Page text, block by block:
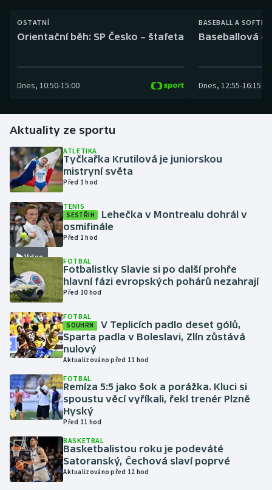
Curling
Golf
Gymnastika
Házená
Jezdectví
Judo
Krasobruslení
Lyže a snowboard
Motorsport
Olympijské hry
Parasport
Plavání
OSTATNÍ
Orientační běh: SP Česko – štafeta
Dnes, 10:50-15:00
BASEBALL A
Baseballová
Dnes, 12:55-16:15
Aktuality ze sportu
ATLETIKA
Tyčkařka Krutilová je juniorskou
mistryní světa
Před 1 hod
Video
TENIS
SESTŘIH
Lehečka v Montrealu dohrál v
osmifinále
Před 1 hod
FOTBAL
Fotbalistky Slavie si po další prohře
hlavní fázi evropských pohárů nezahrají
Před 10 hod
FOTBAL
SOUHRN
V Teplicích padlo deset gólů,
Sparta padla v Boleslavi, Zlín zůstává
nulový
Aktualizováno před 11 hod
FOTBAL
Remíza 5:5 jako šok a porážka. Kluci si
spoustu věcí vyříkali, řekl trenér Plzně
Hyský
Před 11 hod
BASKETBAL
Basketbalistou roku je podeváté
Satoranský, Čechová slaví poprvé
Aktualizováno před 12 hod